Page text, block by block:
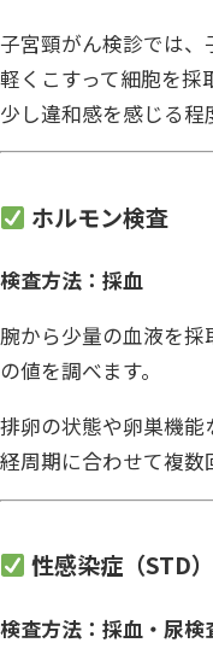
子宮頸がん検診では
軽くこすって細胞を採
少し違和感を感じる程
ホルモン検査
検査方法：採血
腕から少量の血液を採
の値を調べます。
排卵の状態や卵巣機能
経周期に合わせて複数
性感染症（STD
検査方法：採血・尿